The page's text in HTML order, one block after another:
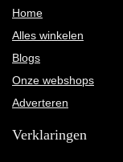
Home
Alles winkelen
Blogs
Onze webshops
Adverteren
Verklaringen